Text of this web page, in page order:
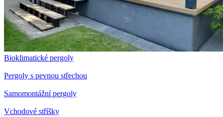
Bioklimatické pergoly
Pergoly s pevnou střechou
Samomontážní pergoly
Vchodové stříšky